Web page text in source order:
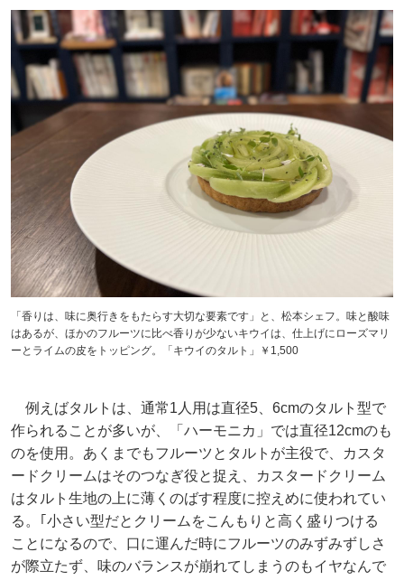
「香りは、味に奥行きをもたらす大切な要素です」と、松本シェフ。味と酸味
はあるが、ほかのフルーツに比べ香りが少ないキウイは、仕上げにローズマリ
ーとライムの皮をトッピング。「キウイのタルト」￥1,500
例えばタルトは、通常1人用は直径5、6cmのタルト型で
作られることが多いが、「ハーモニカ」では直径12cmのも
のを使用。あくまでもフルーツとタルトが主役で、カスタ
ードクリームはそのつなぎ役と捉え、カスタードクリーム
はタルト生地の上に薄くのばす程度に控えめに使われてい
る。｢小さい型だとクリームをこんもりと高く盛りつける
ことになるので、口に運んだ時にフルーツのみずみずしさ
が際立たず、味のバランスが崩れてしまうのもイヤなんで